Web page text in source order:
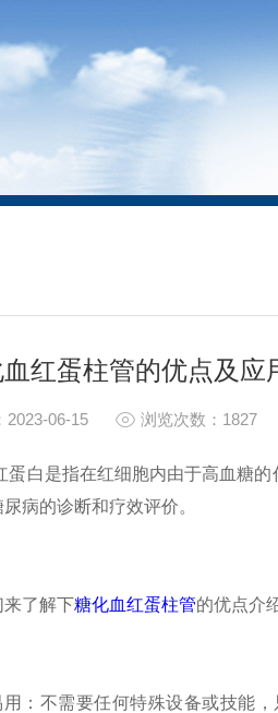
ARTICLES
红蛋柱管的优点及应
2023-06-15 浏览次数：1827
是指在红细胞内由于高血糖的
病的诊断和疗效评价。
了解下糖化血红蛋柱管的优点介
不需要任何特殊设备或技能，